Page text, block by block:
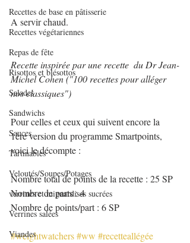
Recettes de base en pâtisserie
Recettes végétariennes
Repas de fête
Risottos et blésottos
Salades
Sandwichs
Sauces
Tartinables
Veloutés/Soupes/Potages
verrines et mignardises sucrées
Verrines salées
Viandes
A servir chaud.
Recette inspirée par une recette  du Dr Jean-
Michel Cohen ("100 recettes pour alléger
nos classiques")
Pour celles et ceux qui suivent encore la
1ère version du programme Smartpoints,
voici le décompte :
Nombre total de points de la recette : 25 SP
Nombre de parts : 4
Nombre de points/part : 6 SP
#weightwatchers#ww #recetteallégée